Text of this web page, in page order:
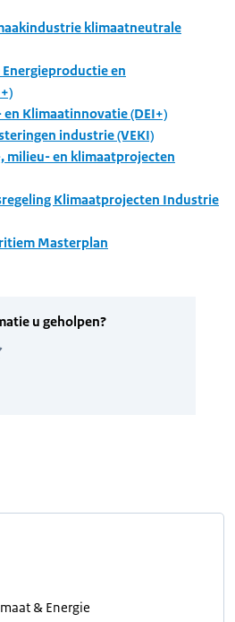
klimaatneutrale
en
Klimaatinnovatie (DEI+)
industrie (VEKI)
milieu- en klimaatprojecten
Klimaatprojecten Industrie
Masterplan
& Energie